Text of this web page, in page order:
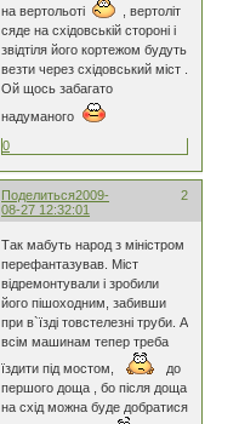
на вертольоті
, вертоліт
сяде на східовській стороні і
звідтіля його кортежом будуть
везти через східовський міст .
Ой щось забагато
надуманого
0
Поделиться 2
2009-
08-27 12:32:01
Так мабуть народ з міністром
перефантазував. Міст
відремонтували і зробили
його пішоходним, забивши
при в`їзді товстелезні труби. А
всім машинам тепер треба
їздити під мостом,
до
першого доща , бо після доща
на схід можна буде добратися